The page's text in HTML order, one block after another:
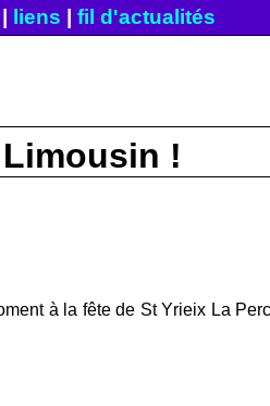
liens fil d'actualités
!
à la fête de St Yrieix La